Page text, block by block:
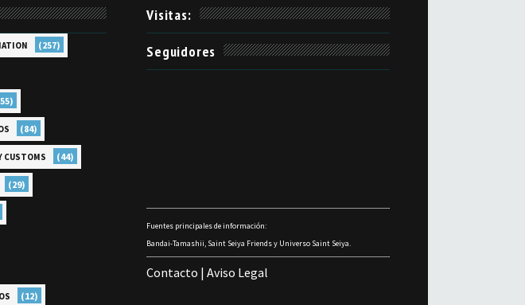
(257)
(84)
CUSTOMS (44)
(29)
(12)
Visitas:
Seguidores
Fuentes principales de información:
Bandai-Tamashii, Saint Seiya Friends y Universo Saint Seiya.
Contacto |Aviso Legal